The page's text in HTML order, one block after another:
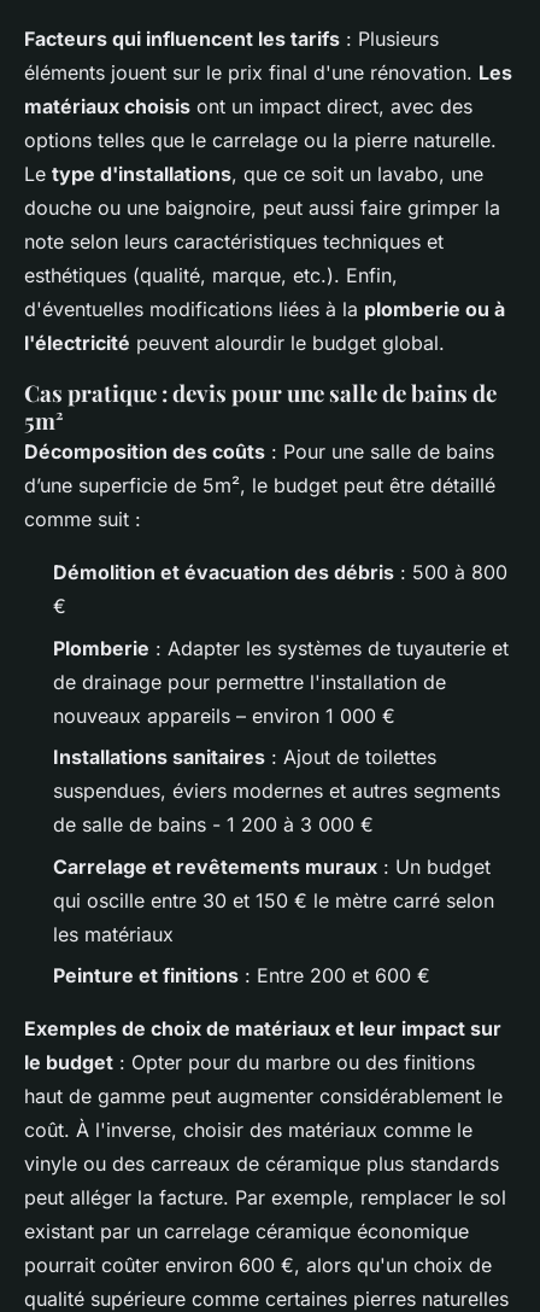
Facteurs qui influencent les tarifs : Plusieurs
éléments jouent sur le prix final d'une rénovation. Les
matériaux choisis ont un impact direct, avec des
options telles que le carrelage ou la pierre naturelle.
Le type d'installations, que ce soit un lavabo, une
douche ou une baignoire, peut aussi faire grimper la
note selon leurs caractéristiques techniques et
esthétiques (qualité, marque, etc.). Enfin,
d'éventuelles modifications liées à la plomberie ou à
l'électricité peuvent alourdir le budget global.
Cas pratique : devis pour une salle de bains de
5m²
Décomposition des coûts : Pour une salle de bains
d’une superficie de 5m², le budget peut être détaillé
comme suit :
Démolition et évacuation des débris : 500 à 800
€
Plomberie : Adapter les systèmes de tuyauterie et
de drainage pour permettre l'installation de
nouveaux appareils – environ 1 000 €
Installations sanitaires : Ajout de toilettes
suspendues, éviers modernes et autres segments
de salle de bains - 1 200 à 3 000 €
Carrelage et revêtements muraux : Un budget
qui oscille entre 30 et 150 € le mètre carré selon
les matériaux
Peinture et finitions : Entre 200 et 600 €
Exemples de choix de matériaux et leur impact sur
le budget : Opter pour du marbre ou des finitions
haut de gamme peut augmenter considérablement le
coût. À l'inverse, choisir des matériaux comme le
vinyle ou des carreaux de céramique plus standards
peut alléger la facture. Par exemple, remplacer le sol
existant par un carrelage céramique économique
pourrait coûter environ 600 €, alors qu'un choix de
qualité supérieure comme certaines pierres naturelles